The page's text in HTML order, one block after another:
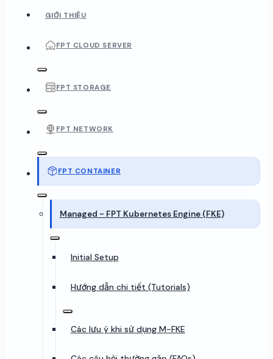
GIỚI THIỆU
FPT CLOUD SERVER
FPT STORAGE
FPT NETWORK
FPT CONTAINER
Managed - FPT Kubernetes Engine (FKE)
Initial Setup
Hướng dẫn chi tiết (Tutorials)
Các lưu ý khi sử dụng M-FKE